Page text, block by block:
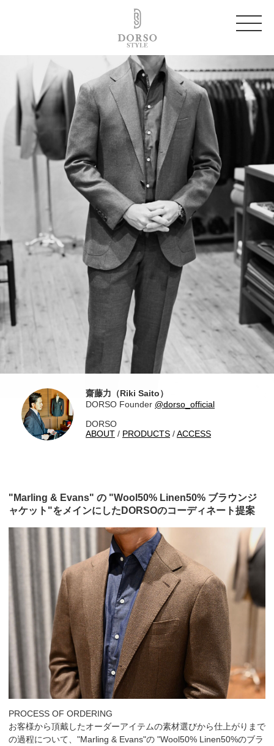
齋藤力（Riki Saito）
DORSO Founder @dorso_official
DORSO
ABOUT / PRODUCTS /ACCESS
"Marling & Evans" の "Wool50% Linen50% ブラウンジ
ャケット"をメインにしたDORSOのコーディネート提案
PROCESS OF ORDERING
お客様から頂戴したオーダーアイテムの素材選びから仕上がりまで
の過程について、"Marling & Evans"の "Wool50% Linen50%のブラ